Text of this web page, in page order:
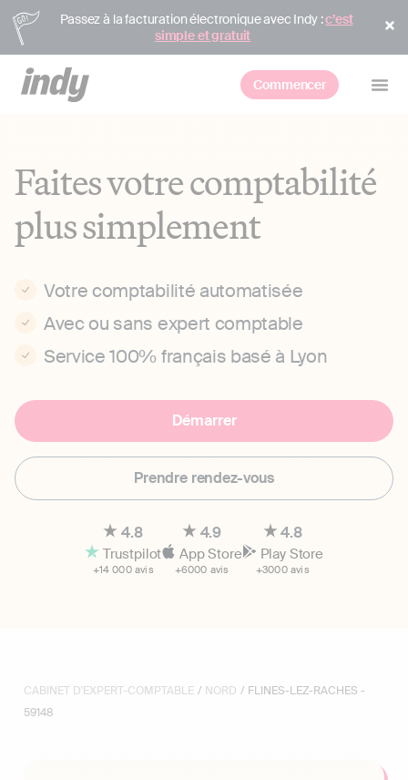
Passez à la facturation électronique avec Indy :c’est
simple et gratuit
Commencer
Faites votre comptabilité
plus simplement
Votre comptabilité automatisée
Avec ou sans expert comptable
Service 100% français basé à Lyon
Démarrer
Prendre rendez-vous
4.8
Trustpilot
+14 000 avis
4.9
App Store
+6000 avis
4.8
Play Store
+3000 avis
CABINET D'EXPERT-COMPTABLE / NORD / FLINES-LEZ-RACHES -
59148